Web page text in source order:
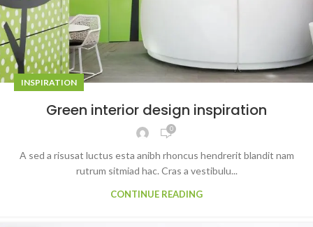
INSPIRATION
Green interior design inspiration
0
A sed a risusat luctus esta anibh rhoncus hendrerit blandit nam
rutrum sitmiad hac. Cras a vestibulu...
CONTINUE READING